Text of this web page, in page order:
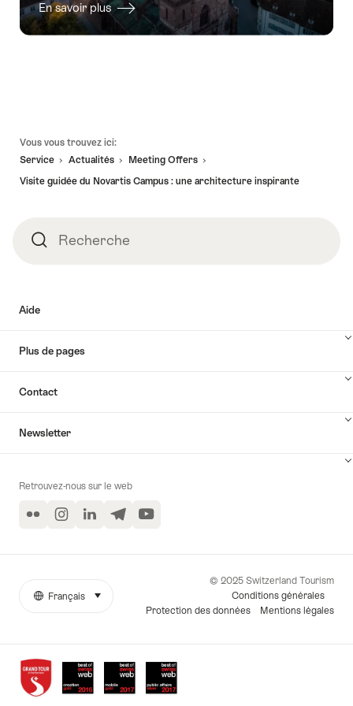
En savoir plus
Vous vous trouvez ici:
Service
Actualités
Meeting Offers
Visite guidée du Novartis Campus : une architecture inspirante
RechercheRecherche
Aide
Plus de pages
Contact
Newsletter
Retrouvez-nous sur le web
Flickr InstagramLinkedInTelegramYouTube
Awards
More
© 2025 Switzerland Tourism
Conditions générales
Protection des données
Mentions légales
Langue
Français sélectionner (cliquer pour afficher)